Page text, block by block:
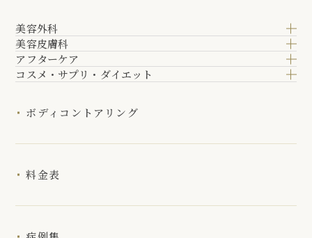
美容外科
美容皮膚科
アフターケア
コスメ・サプリ・ダイエット
ボディコントアリング
料金表